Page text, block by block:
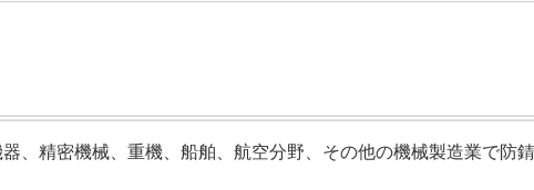
、精密機械、重機、船舶、航空分野、その他の機械製造業で防